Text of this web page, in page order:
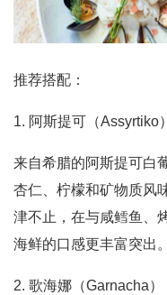
推荐搭配：
1. 阿斯提可（Assyrtiko）
来自希腊的阿斯提可白
杏仁、柠檬和矿物质风
津不止，在与咸鳕鱼、
海鲜的口感更丰富突出。
2. 歌海娜（Garnacha）